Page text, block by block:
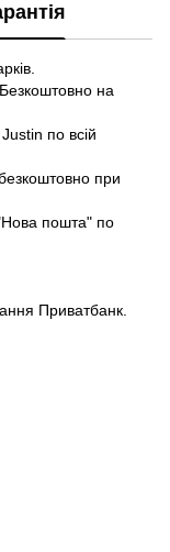
на
по всій
при
пошта" по
Приватбанк.